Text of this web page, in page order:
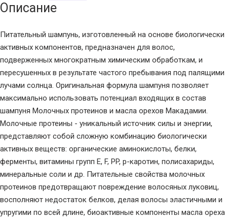
Описание
Питательный шампунь, изготовленный на основе биологически
активных компонентов, предназначен для волос,
подверженных многократным химическим обработкам, и
пересушенных в результате частого пребывания под палящими
лучами солнца. Оригинальная формула шампуня позволяет
максимально использовать потенциал входящих в состав
шампуня Молочных протеинов и масла орехов Макадамии.
Молочные протеины - уникальный источник силы и энергии,
представляют собой сложную комбинацию биологически
активных веществ: органические аминокислоты, белки,
ферменты, витамины групп E, F, PP, р-каротин, полисахариды,
минеральные соли и др. Питательные свойства молочных
протеинов предотвращают повреждение волосяных луковиц,
восполняют недостаток белков, делая волосы эластичными и
упругими по всей длине, биоактивные компоненты масла ореха